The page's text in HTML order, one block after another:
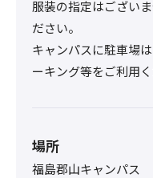
服装の指定はござい
ださい。
キャンパスに駐車場
ーキング等をご利用く
場所
福島郡山キャンパス